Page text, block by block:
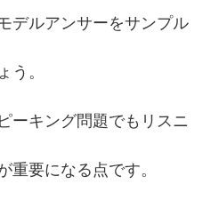
デルアンサーをサンプル
う。
ーキング問題でもリスニ
重要になる点です。